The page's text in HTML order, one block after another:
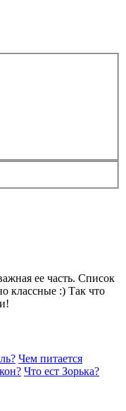
ее часть. Список
классные :) Так что
Чем питается
Что ест Зорька?